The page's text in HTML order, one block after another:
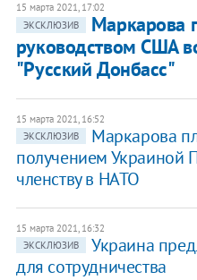
15 марта 2021, 17:02
ЭКСКЛЮЗИВ
Маркарова
руководством США
"Русский Донбасс"
15 марта 2021, 16:52
ЭКСКЛЮЗИВ
Маркарова
получением Украиной
членству в НАТО
15 марта 2021, 16:32
ЭКСКЛЮЗИВ
Украина
для сотрудничества